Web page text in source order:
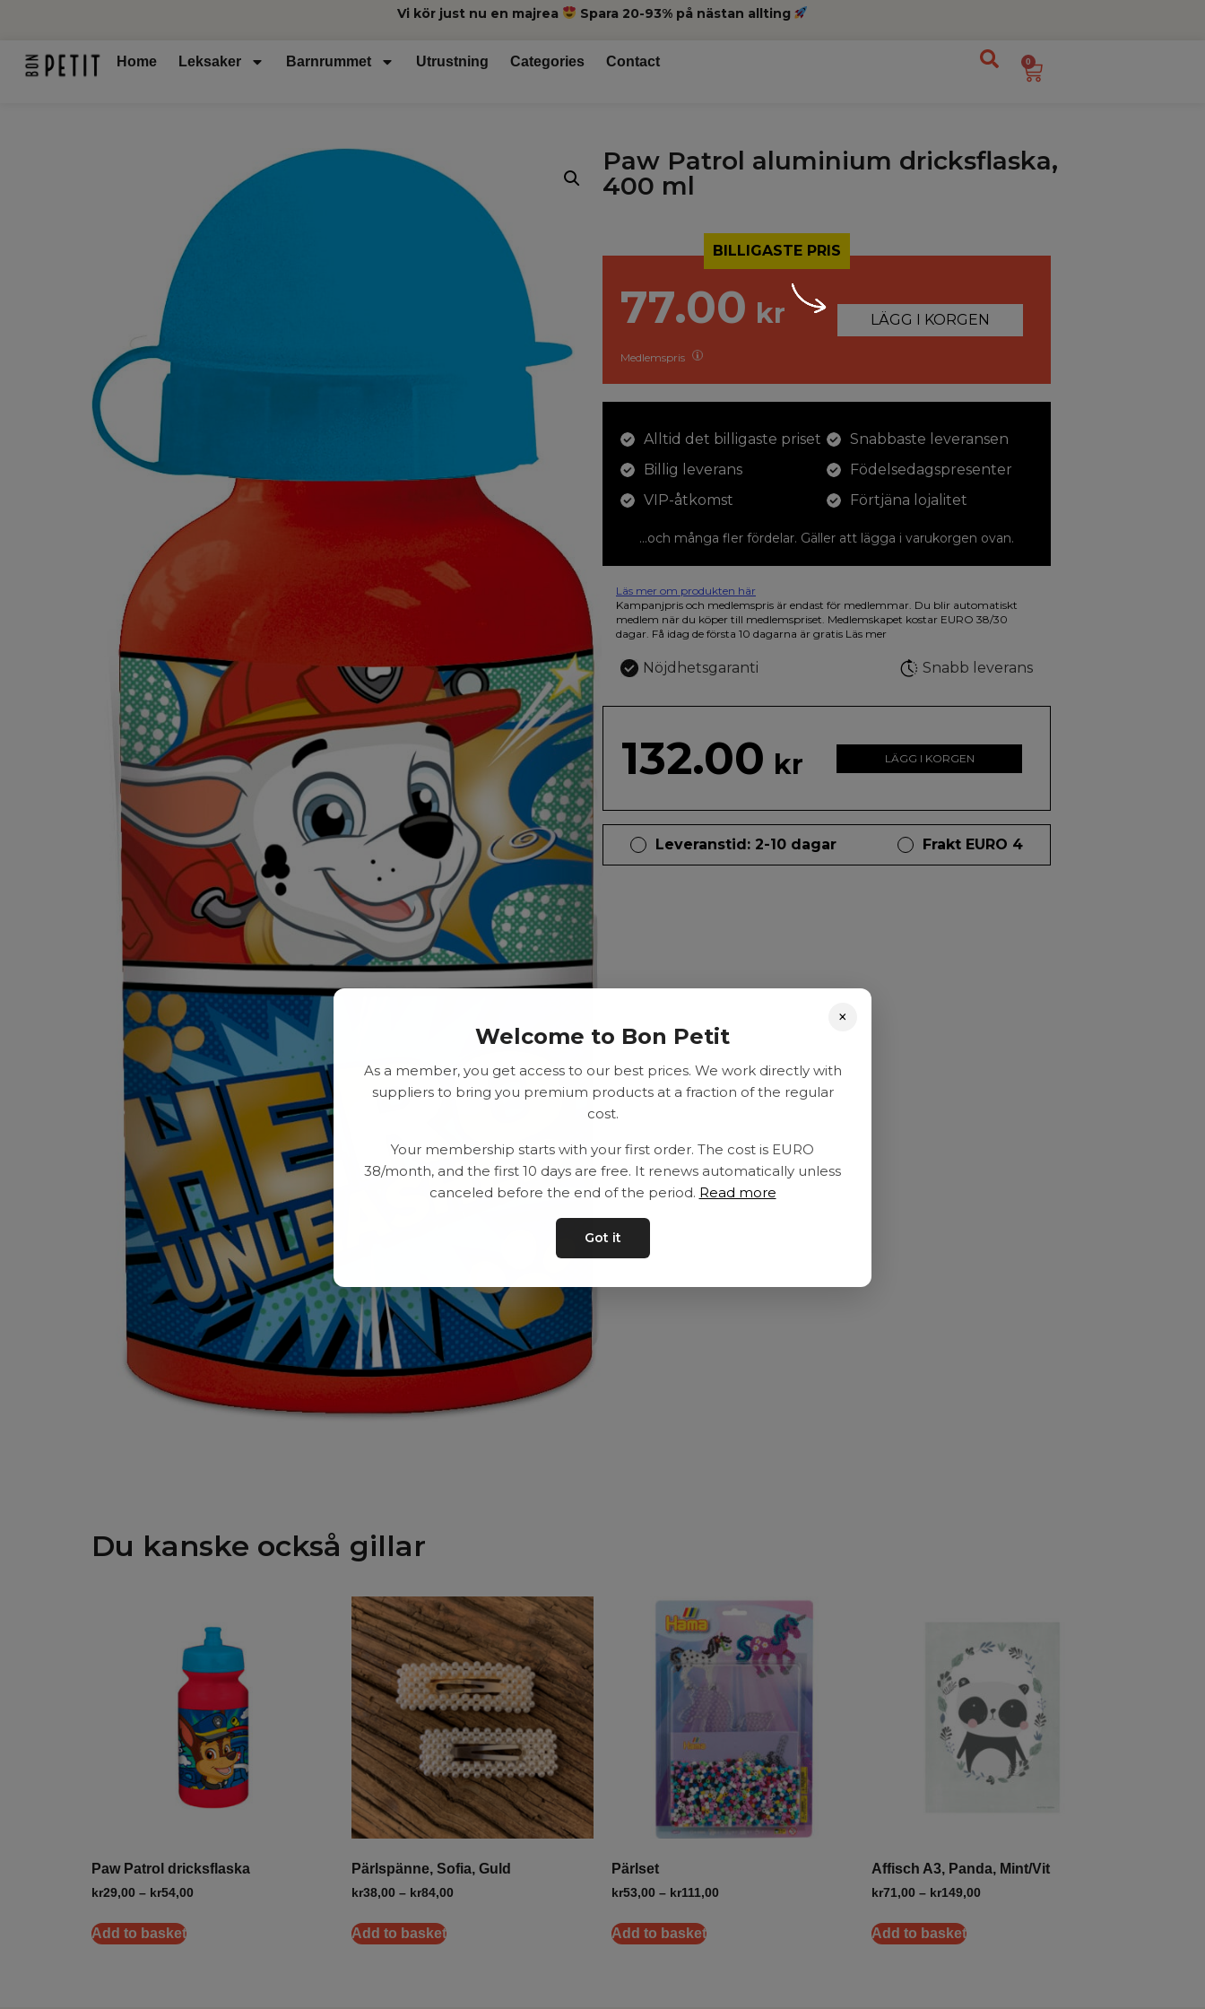
Vi kör just nu en majrea Spara 20-93% på nästan allting
Home Leksaker Barnrummet Utrustning Categories Contact 0
Paw Patrol aluminium dricksflaska,
400 ml
BILLIGASTE PRIS
77.00 kr
Medlemspris
LÄGG I KORGEN
Alltid det billigaste priset
Billig leverans
VIP-åtkomst
Snabbaste leveransen
Födelsedagspresenter
Förtjäna lojalitet
...och många fler fördelar. Gäller att lägga i varukorgen ovan.
Läs mer om produkten här
12 färgpennor som du kan färglägga dina teckningar med. På illustrationen på
den vackra askan finns fjärilar i vilda fluorescerande färger.
Kampanjpris och medlemspris är endast för medlemmar. Du blir automatiskt
medlem när du köper till medlemspriset. Medlemskapet kostar EURO 38/30
dagar. Få idag de första 10 dagarna är gratis Läs mer
Nöjdhetsgaranti Snabb leverans
132.00 kr LÄGG I KORGEN
Leveranstid: 2-10 dagar Frakt EURO 4
Du kanske också gillar
Paw Patrol dricksflaska
kr29,00 – kr54,00
Add to basket
Pärlspänne, Sofia, Guld
kr38,00 – kr84,00
Add to basket
Pärlset
kr53,00 – kr111,00
Add to basket
Affisch A3, Panda, Mint/Vit
kr71,00 – kr149,00
Add to basket
×
Welcome to Bon Petit
As a member, you get access to our best prices. We work directly with
suppliers to bring you premium products at a fraction of the regular
cost.
Your membership starts with your first order. The cost is EURO
38/month, and the first 10 days are free. It renews automatically unless
canceled before the end of the period. Read more
Got it